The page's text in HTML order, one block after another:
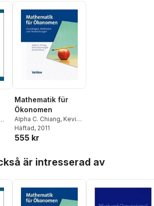
Mathematik für
Ökonomen
Alpha C. Chiang, Kevin
Wainwright,
Nitsch
Häftad, 2011
555 kr
är intresserad av